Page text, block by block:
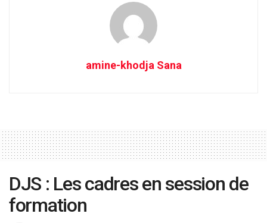
amine-khodja Sana
DJS : Les cadres en session de
formation